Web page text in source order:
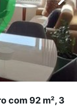
com 92 m², 3